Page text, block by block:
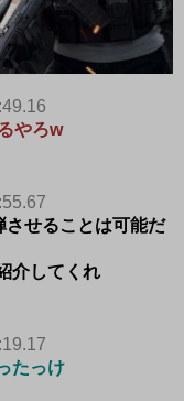
やろw
させることは可能だ
介してくれ
たっけ